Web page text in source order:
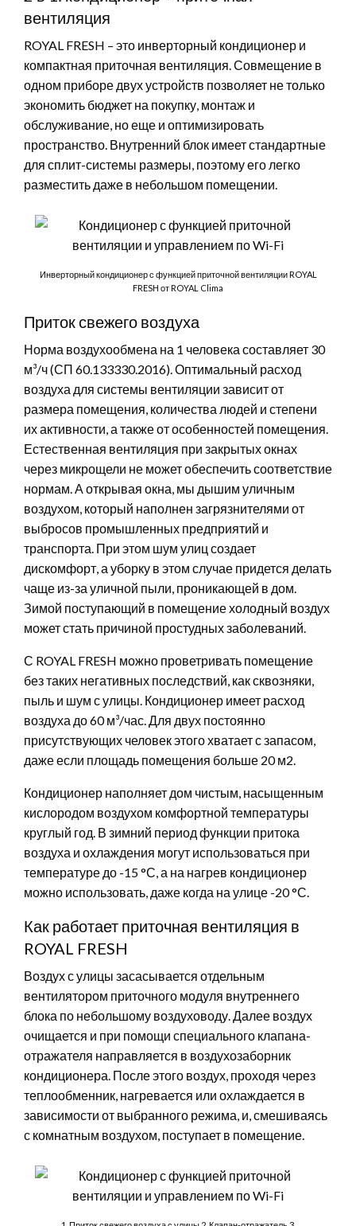
вентиляция
ROYAL FRESH – это инверторный кондиционер и
компактная приточная вентиляция. Совмещение в
одном приборе двух устройств позволяет не только
экономить бюджет на покупку, монтаж и
обслуживание, но еще и оптимизировать
пространство. Внутренний блок имеет стандартные
для сплит-системы размеры, поэтому его легко
разместить даже в небольшом помещении.
Инверторный кондиционер с функцией приточной вентиляции ROYAL
FRESH от ROYAL Clima
Приток свежего воздуха
Норма воздухообмена на 1 человека составляет 30
м³/ч (СП 60.133330.2016). Оптимальный расход
воздуха для системы вентиляции зависит от
размера помещения, количества людей и степени
их активности, а также от особенностей помещения.
Естественная вентиляция при закрытых окнах
через микрощели не может обеспечить соответствие
нормам. А открывая окна, мы дышим уличным
воздухом, который наполнен загрязнителями от
выбросов промышленных предприятий и
транспорта. При этом шум улиц создает
дискомфорт, а уборку в этом случае придется делать
чаще из-за уличной пыли, проникающей в дом.
Зимой поступающий в помещение холодный воздух
может стать причиной простудных заболеваний.
С ROYAL FRESH можно проветривать помещение
без таких негативных последствий, как сквозняки,
пыль и шум с улицы. Кондиционер имеет расход
воздуха до 60 м³/час. Для двух постоянно
присутствующих человек этого хватает с запасом,
даже если площадь помещения больше 20 м2.
Кондиционер наполняет дом чистым, насыщенным
кислородом воздухом комфортной температуры
круглый год. В зимний период функции притока
воздуха и охлаждения могут использоваться при
температуре до -15 °С, а на нагрев кондиционер
можно использовать, даже когда на улице -20 °С.
Как работает приточная вентиляция в
ROYAL FRESH
Воздух с улицы засасывается отдельным
вентилятором приточного модуля внутреннего
блока по небольшому воздуховоду. Далее воздух
очищается и при помощи специального клапана-
отражателя направляется в воздухозаборник
кондиционера. После этого воздух, проходя через
теплообменник, нагревается или охлаждается в
зависимости от выбранного режима, и, смешиваясь
с комнатным воздухом, поступает в помещение.